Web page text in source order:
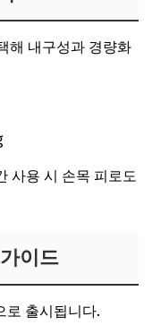
해 내구성과 경량화
사용 시 손목 피로도
이드
로 출시됩니다.